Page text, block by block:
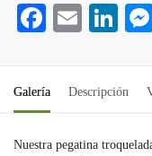
Fa
ok
E
Li
In
Galería Descripción
Nuestra pegatina